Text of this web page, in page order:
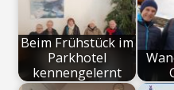
Beim Frühstück im
Parkhotel
kennengelernt